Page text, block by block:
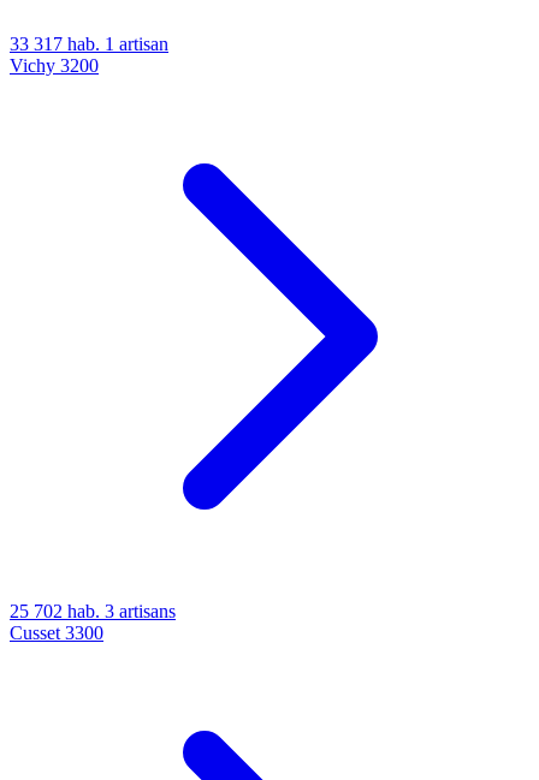
33 317 hab. 1 artisan
Vichy 3200
25 702 hab. 3 artisans
Cusset 3300